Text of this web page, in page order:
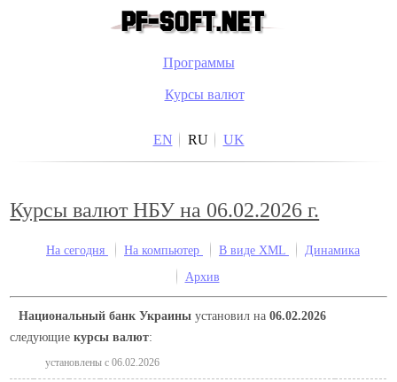
Программы
Курсы валют
EN RU UK
Курсы валют НБУ на 06.02.2026 г.
На сегодня На компьютер В виде XML
Динамика
Архив
Национальный банк Украины установил на06.02.2026
следующиекурсы валют:
установлены c 06.02.2026